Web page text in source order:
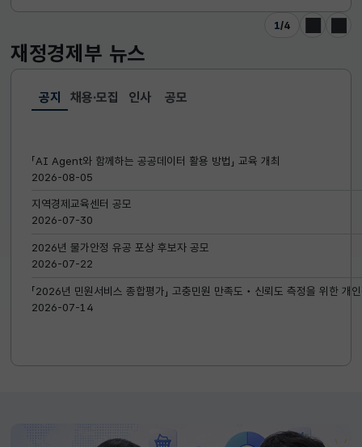
1/4
이전 다음
재정경제부 뉴스
공지
선택됨
공지
「AI Agent와 함께하는 공공데이터 활용 방법」 교육 개최
2026-08-05
지역경제교육센터 공모
2026-07-30
2026년 물가안정 유공 포상 후보자 공모
2026-07-22
「2026년 민원서비스 종합평가」 고충민원 만족도‧신뢰도 측정을 위한 개
2026-07-14
채용·모집 인사 공모